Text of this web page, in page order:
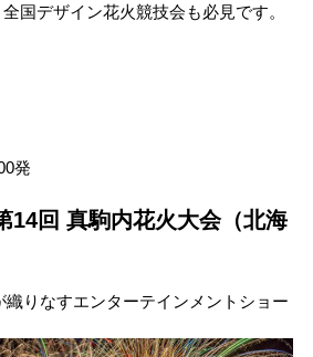
国デザイン花火競技会も必見です。
発
14回 真駒内花火大会（北海
りなすエンターテインメントショー